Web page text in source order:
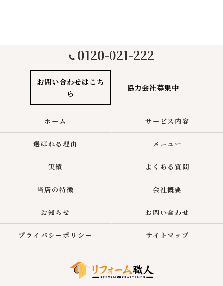
0120-021-222
お問い合わせはこち
ら
協力会社募集中
ホーム サービス内容
選ばれる理由 メニュー
実績 よくある質問
当店の特徴 会社概要
お知らせ お問い合わせ
プライバシーポリシー サイトマップ